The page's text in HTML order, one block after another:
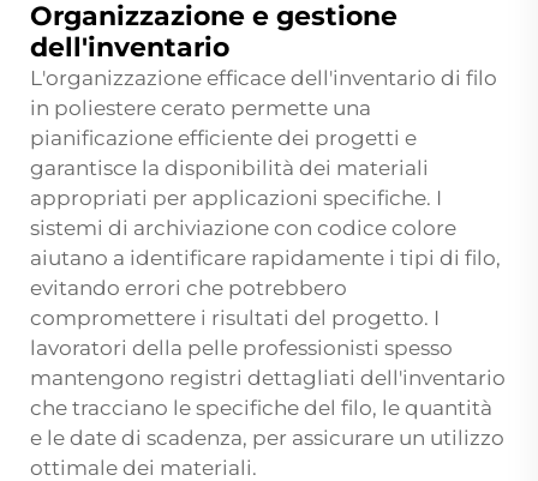
Organizzazione e gestione
dell'inventario
L'organizzazione efficace dell'inventario di filo
in poliestere cerato permette una
pianificazione efficiente dei progetti e
garantisce la disponibilità dei materiali
appropriati per applicazioni specifiche. I
sistemi di archiviazione con codice colore
aiutano a identificare rapidamente i tipi di filo,
evitando errori che potrebbero
compromettere i risultati del progetto. I
lavoratori della pelle professionisti spesso
mantengono registri dettagliati dell'inventario
che tracciano le specifiche del filo, le quantità
e le date di scadenza, per assicurare un utilizzo
ottimale dei materiali.